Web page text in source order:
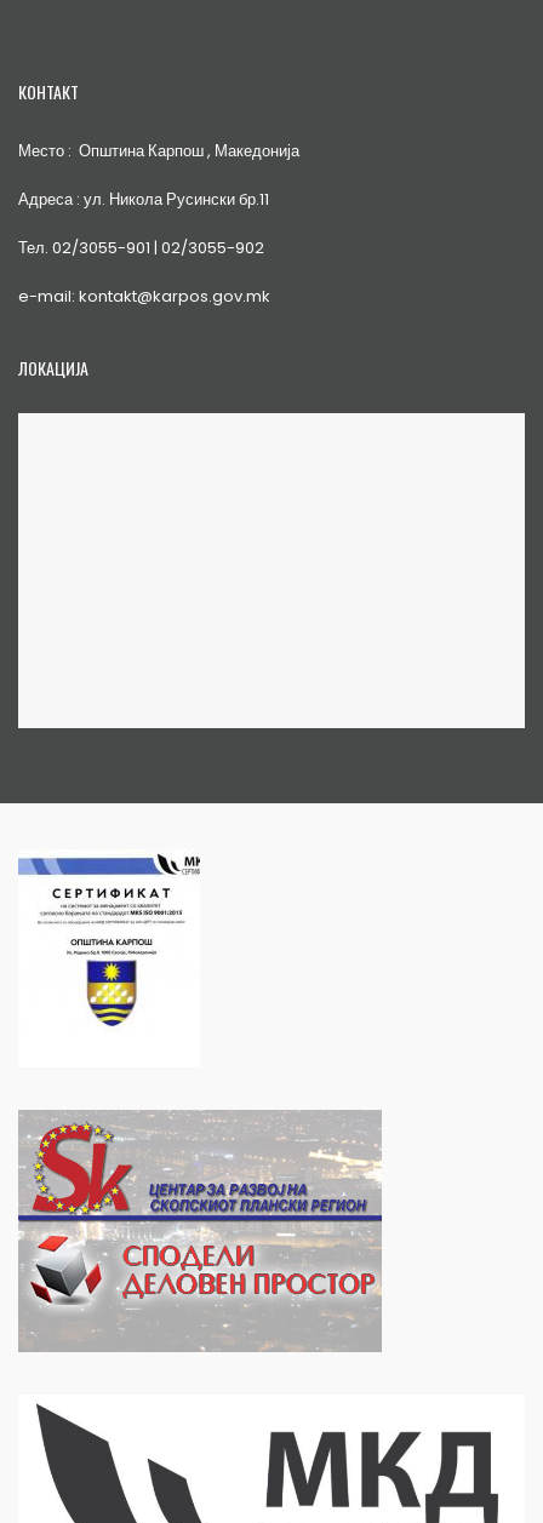
КОНТАКТ
Место : Општина Карпош , Македонија
Адреса : ул. Никола Русински бр.11
Тел. 02/3055-901 | 02/3055-902
e-mail: kontakt@karpos.gov.mk
ЛОКАЦИЈА